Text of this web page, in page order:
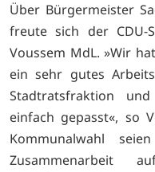
Über Bürgermeister
freute sich der CDU-
Voussem MdL. »Wir
ein sehr gutes
Stadtratsfraktion
einfach gepasst«, so
Kommunalwahl
Zusammenarbeit